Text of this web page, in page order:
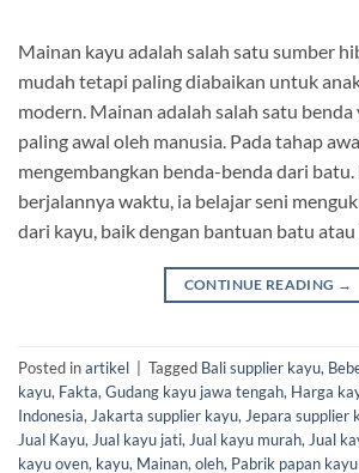
Mainan kayu adalah salah satu sumber
mudah tetapi paling diabaikan untuk
modern. Mainan adalah salah satu
paling awal oleh manusia. Pada tahap
mengembangkan benda-benda dari
berjalannya waktu, ia belajar seni
dari kayu, baik dengan bantuan batu
CONTINUE READING →
Posted inartikel | Tagged Bali supplier kayu,
kayu, Fakta, Gudang kayu jawa tengah, Harga
Indonesia, Jakarta supplier kayu, Jepara supplier
Jual Kayu, Jual kayu jati, Jual kayu murah, Jual
kayu oven, kayu, Mainan, oleh, Pabrik papan